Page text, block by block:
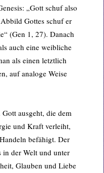
„Gott schuf also
Gottes schuf er
(Gen 1, 27). Danach
auch eine weibliche
als einen letztlich
auf analoge Weise
ausgeht, die dem
und Kraft verleiht,
befähigt. Der
in der Welt und unter
Glauben und Liebe